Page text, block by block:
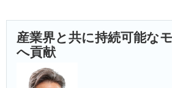
産業界と共に持続可能な
へ貢献